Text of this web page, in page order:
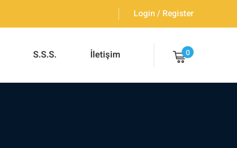
Login / Register
S.S.S. İletişim 0